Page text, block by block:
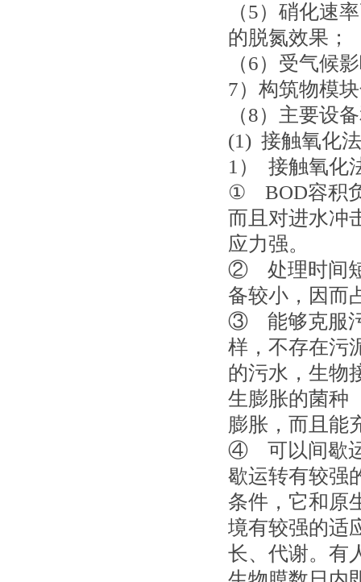
（5）硝化速
的脱氮效果；
（6）受气候
7）构筑物模
（8）主要设
(1) 接触氧化
1） 接触氧化
① BOD容积
而且对进水冲
应力强。
② 处理时间短
备较小，因而
③ 能够克服污
样，不存在污
的污水，生物
生膨胀的菌种
膨胀，而且能
④ 可以间歇运
歇运转有较强
条件，它和原
境有较强的适
长、代谢。有